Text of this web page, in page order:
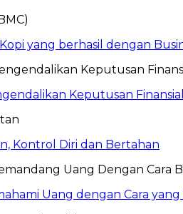
yang berhasil dengan
Keputusan Finansial
Kontrol Diri dan Bertahan
Uang dengan Cara